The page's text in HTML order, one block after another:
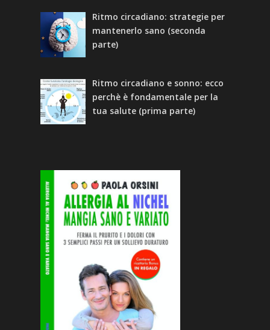
Ritmo circadiano: strategie per
mantenerlo sano (seconda
parte)
Ritmo circadiano e sonno: ecco
perchè è fondamentale per la
tua salute (prima parte)